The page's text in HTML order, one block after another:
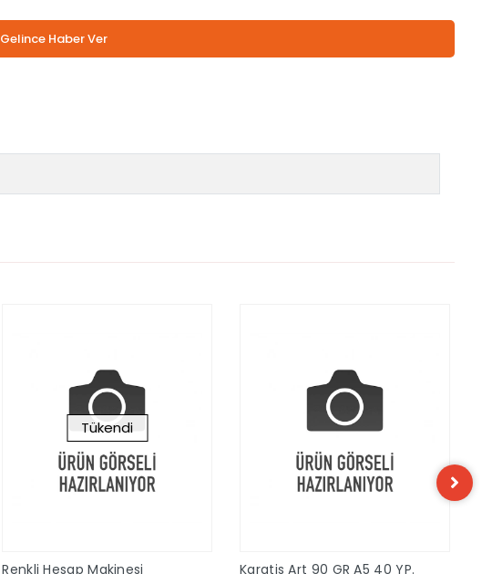
Gelince Haber Ver
Tükendi
Renkli Hesap Makinesi
Karatis Art 90 GR A5 40 YP.